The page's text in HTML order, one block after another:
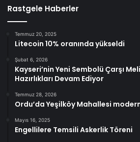
Rastgele Haberler
Temmuz 20, 2025
Litecoin 10% oranında yükseldi
Şubat 6, 2026
Kayseri’nin Yeni Sembolü Çarşı
Hazırlıkları Devam Ediyor
Temmuz 28, 2026
Ordu’da Yeşilköy Mahallesi
Mayıs 16, 2025
Engellilere Temsili Askerlik Töreni